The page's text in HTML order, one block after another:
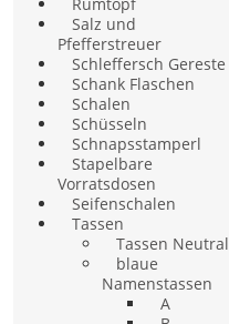
Salz und
Pfefferstreuer
Schleffersch Gereste
Schank Flaschen
Schalen
Schüsseln
Schnapsstamperl
Stapelbare
Vorratsdosen
Seifenschalen
Tassen
Tassen Neutral
blaue
Namenstassen
A